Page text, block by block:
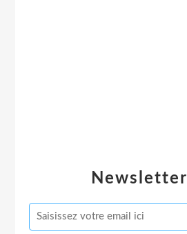
Newsletter